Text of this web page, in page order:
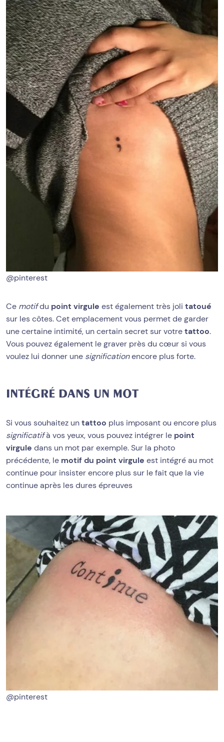
@pinterest
Ce motifdu point virgule est également très joli tatoué
sur les côtes. Cet emplacement vous permet de garder
une certaine intimité, un certain secret sur votretattoo.
Vous pouvez également le graver près du cœur si vous
voulez lui donner une significationencore plus forte.
INTÉGRÉ DANS UN MOT
Si vous souhaitez untattoo plus imposant ou encore plus
significatifà vos yeux, vous pouvez intégrer le point
virgule dans un mot par exemple. Sur la photo
précédente, le motif du point virgule est intégré au mot
continue pour insister encore plus sur le fait que la vie
continue après les dures épreuves
@pinterest